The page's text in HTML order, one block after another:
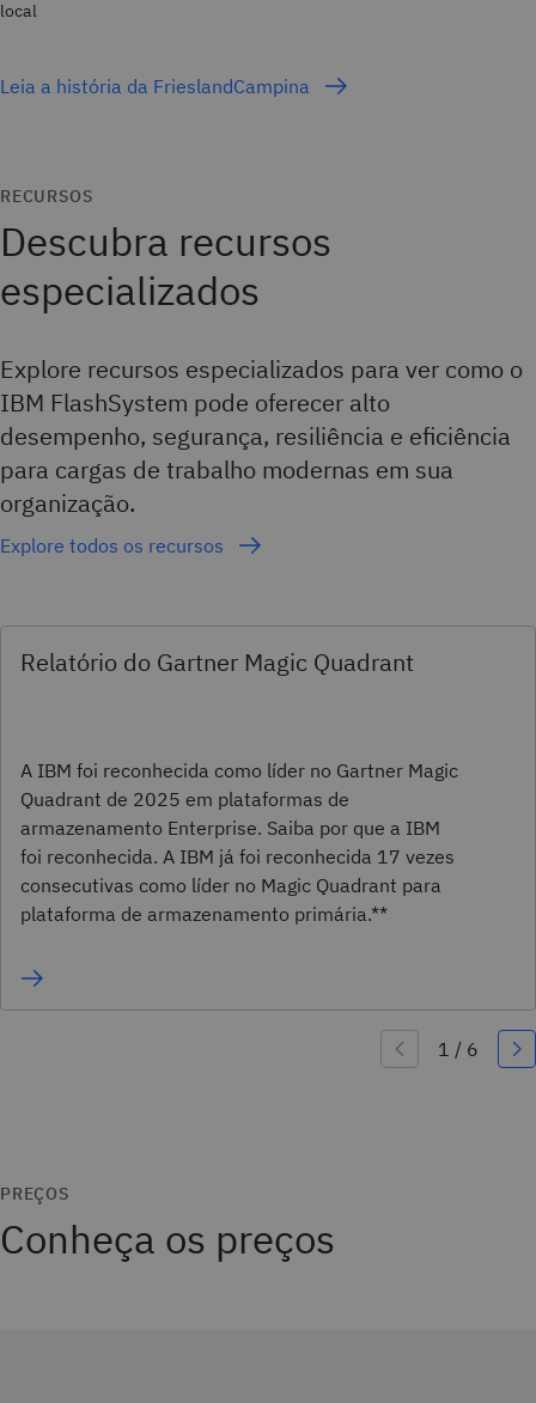
local
Leia a história da FrieslandCampina
RECURSOS
Descubra recursos
especializados
Explore recursos especializados para ver como o
IBM FlashSystem pode oferecer alto
desempenho, segurança, resiliência e eficiência
para cargas de trabalho modernas em sua
organização.
Explore todos os recursos
Relatório do Gartner Magic Quadrant
A IBM foi reconhecida como líder no Gartner Magic
Quadrant de 2025 em plataformas de
armazenamento Enterprise. Saiba por que a IBM
foi reconhecida. A IBM já foi reconhecida 17 vezes
consecutivas como líder no Magic Quadrant para
plataforma de armazenamento primária.**
PREÇOS
Conheça os preços